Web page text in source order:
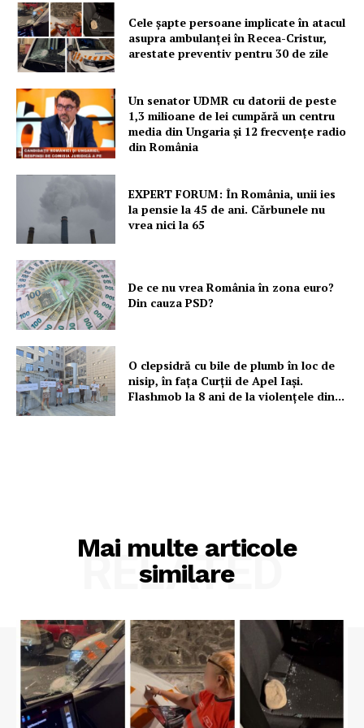
Cele şapte persoane implicate în atacul
asupra ambulanţei în Recea-Cristur,
arestate preventiv pentru 30 de zile
Un senator UDMR cu datorii de peste
1,3 milioane de lei cumpără un centru
media din Ungaria și 12 frecvențe radio
din România
EXPERT FORUM: În România, unii ies
la pensie la 45 de ani. Cărbunele nu
vrea nici la 65
De ce nu vrea România în zona euro?
Din cauza PSD?
O clepsidră cu bile de plumb în loc de
nisip, în fața Curții de Apel Iași.
Flashmob la 8 ani de la violențele din...
Mai multe articole
similare
RELATED